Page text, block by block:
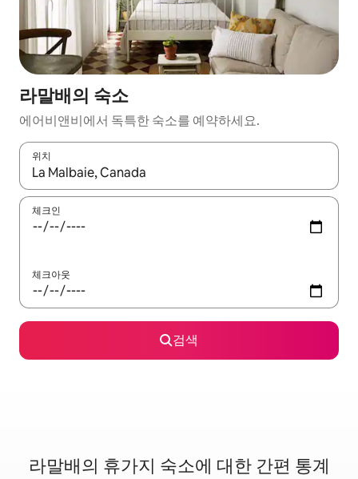
라말배의 숙소
에어비앤비에서 독특한 숙소를 예약하세요.
위치
결과가 나오면 위·아래 화살표 키를 사용하거나 터치 또는 스와이
체크인
체크아웃
검색
라말배의 휴가지 숙소에 대한 간편 통계